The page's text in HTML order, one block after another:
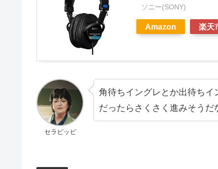
ソニー(SONY)
Amazon 楽天
セラピッピ
角待ちイングレとか出待ち
だったらさくさく進みそうだ